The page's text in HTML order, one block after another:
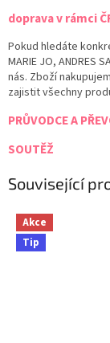
doprava v rámci
Pokud hledáte
MARIE JO, ANDRES
nás. Zboží
zajistit všechny
PRŮVODCE A
SOUTĚŽ
Související
Akce
Tip